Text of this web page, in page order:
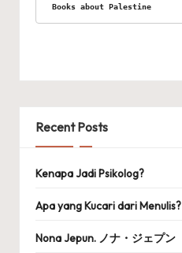
Books about Palestine
Recent Posts
Kenapa Jadi Psikolog?
Apa yang Kucari dari Menulis?
Nona Jepun. ノナ・ジェプン